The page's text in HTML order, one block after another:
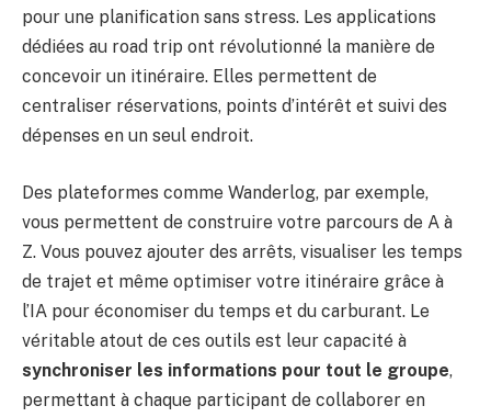
pour une planification sans stress. Les applications
dédiées au road trip ont révolutionné la manière de
concevoir un itinéraire. Elles permettent de
centraliser réservations, points d’intérêt et suivi des
dépenses en un seul endroit.
Des plateformes comme Wanderlog, par exemple,
vous permettent de construire votre parcours de A à
Z. Vous pouvez ajouter des arrêts, visualiser les temps
de trajet et même optimiser votre itinéraire grâce à
l’IA pour économiser du temps et du carburant. Le
véritable atout de ces outils est leur capacité à
synchroniser les informations pour tout le groupe,
permettant à chaque participant de collaborer en